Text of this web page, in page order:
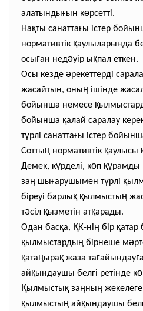
алатындығын көрсетті.
Нақты санаттағы істер
нормативтік қаулыларында
осыған недәуір ықпал еткен.
Осы кезде әрекеттерді
жасайтын, оның ішінде
бойынша немесе қ
бойынша қалай саралау
түрлі санаттағы істер
Соттың нормативтік қаулысы
Демек, күрделі, көп құрамды
заң шығарушымен түрлі қ
біреуі барлық қылмыстың
тәсіл қызметін атқарады.
Одан басқа, ҚК-нің бір қатар
қылмыстардың бірнеше мә
қатаңырақ жаза тағайындауға
айқындаушы белгі ретінде кө
Қылмыстық заңның
қылмыстың айқындаушы